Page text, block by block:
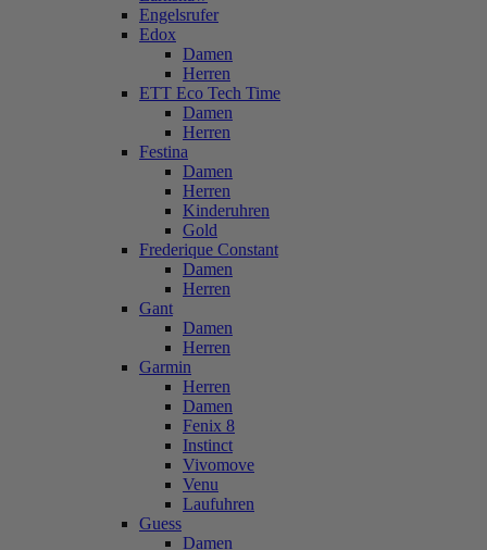
Engelsrufer
Edox
Damen
Herren
ETT Eco Tech Time
Damen
Herren
Festina
Damen
Herren
Kinderuhren
Gold
Frederique Constant
Damen
Herren
Gant
Damen
Herren
Garmin
Herren
Damen
Fenix 8
Instinct
Vivomove
Venu
Laufuhren
Guess
Damen